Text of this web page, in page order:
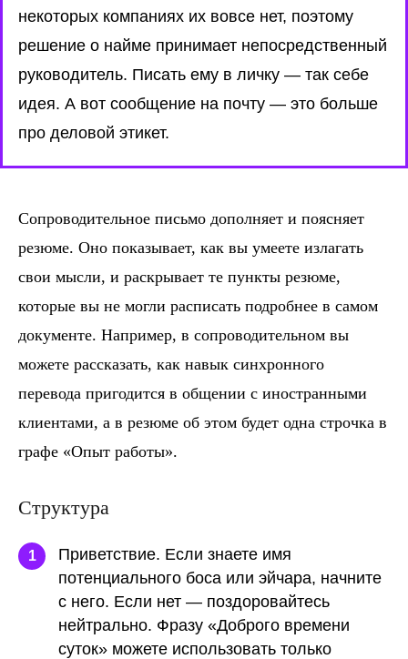
некоторых компаниях их вовсе нет, поэтому
решение о найме принимает непосредственный
руководитель. Писать ему в личку — так себе
идея. А вот сообщение на почту — это больше
про деловой этикет.
Сопроводительное письмо дополняет и поясняет
резюме. Оно показывает, как вы умеете излагать
свои мысли, и раскрывает те пункты резюме,
которые вы не могли расписать подробнее в самом
документе. Например, в сопроводительном вы
можете рассказать, как навык синхронного
перевода пригодится в общении с иностранными
клиентами, а в резюме об этом будет одна строчка в
графе «Опыт работы».
Структура
1 Приветствие. Если знаете имя
потенциального боса или эйчара, начните
с него. Если нет — поздоровайтесь
нейтрально. Фразу «Доброго времени
суток» можете использовать только